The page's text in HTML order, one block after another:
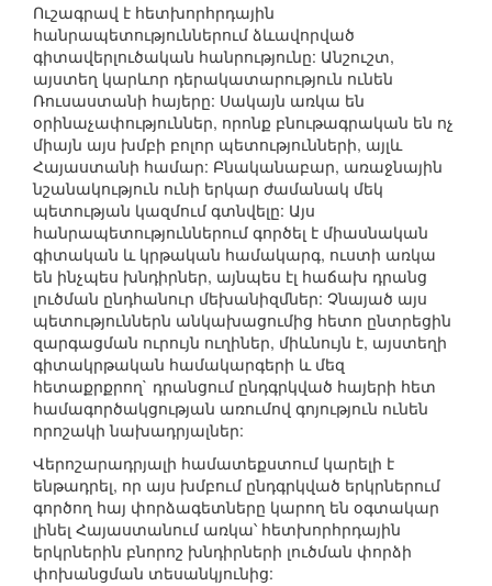
Ուշագրավ է հետխորհրդային
հանրապետություններում ձևավորված
գիտավերլուծական հանրությունը: Անշուշտ,
այստեղ կարևոր դերակատարություն ունեն
Ռուսաստանի հայերը: Սակայն առկա են
օրինաչափություններ, որոնք բնութագրական են ոչ
միայն այս խմբի բոլոր պետությունների, այլև
Հայաստանի համար: Բնականաբար, առաջնային
նշանակություն ունի երկար ժամանակ մեկ
պետության կազմում գտնվելը: Այս
հանրապետություններում գործել է միասնական
գիտական և կրթական համակարգ, ուստի առկա
են ինչպես խնդիրներ, այնպես էլ հաճախ դրանց
լուծման ընդհանուր մեխանիզմներ: Չնայած այս
պետություններն անկախացումից հետո ընտրեցին
զարգացման ուրույն ուղիներ, միևնույն է, այստեղի
գիտակրթական համակարգերի և մեզ
հետաքրքրող` դրանցում ընդգրկված հայերի հետ
համագործակցության առումով գոյություն ունեն
որոշակի նախադրյալներ:
Վերոշարադրյալի համատեքստում կարելի է
ենթադրել, որ այս խմբում ընդգրկված երկրներում
գործող հայ փորձագետները կարող են օգտակար
լինել Հայաստանում առկա՝ հետխորհրդային
երկրներին բնորոշ խնդիրների լուծման փորձի
փոխանցման տեսանկյունից: